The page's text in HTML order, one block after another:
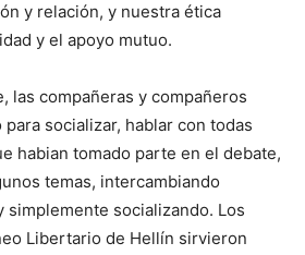
y relación, y nuestra ética
y el apoyo mutuo.
las compañeras y compañeros
socializar, hablar con todas
habian tomado parte en el debate,
temas, intercambiando
simplemente socializando. Los
Libertario de Hellín sirvieron